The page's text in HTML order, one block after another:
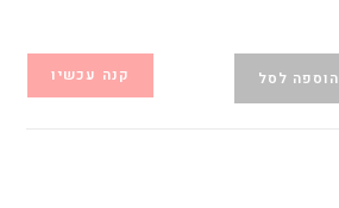
הוספה לסל קנה עכשיו